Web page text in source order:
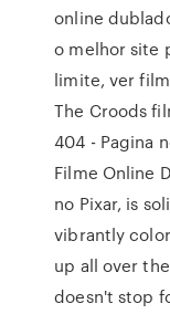
online
o melhor site
limite, ver
The Croods
404 - Pagina
Filme Online
no Pixar, is
vibrantly
up all over
doesn't stop